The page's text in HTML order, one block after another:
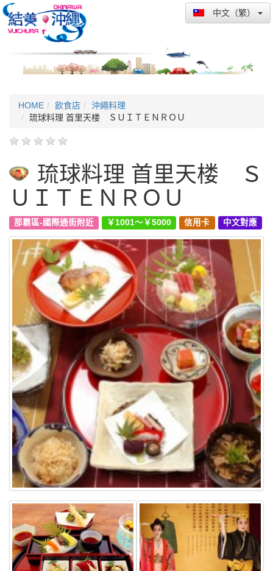
中文（繁）
HOME 飲食店
沖繩料理
琉球料理 首里天楼 ＳＵＩＴＥＮＲＯＵ
琉球料理 首里天楼 Ｓ
ＵＩＴＥＮＲＯＵ
那霸區-國際通街附近 ￥1001～￥5000 信用卡 中文對應